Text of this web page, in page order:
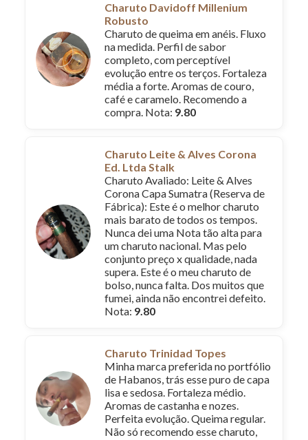
Charuto Davidoff Millenium
Robusto
Charuto de queima em anéis. Fluxo
na medida. Perfil de sabor
completo, com perceptível
evolução entre os terços. Fortaleza
média a forte. Aromas de couro,
café e caramelo. Recomendo a
compra. Nota: 9.80
Charuto Leite & Alves Corona
Ed. Ltda Stalk
Charuto Avaliado: Leite & Alves
Corona Capa Sumatra (Reserva de
Fábrica): Este é o melhor charuto
mais barato de todos os tempos.
Nunca dei uma Nota tão alta para
um charuto nacional. Mas pelo
conjunto preço x qualidade, nada
supera. Este é o meu charuto de
bolso, nunca falta. Dos muitos que
fumei, ainda não encontrei defeito.
Nota: 9.80
Charuto Trinidad Topes
Minha marca preferida no portfólio
de Habanos, trás esse puro de capa
lisa e sedosa. Fortaleza médio.
Aromas de castanha e nozes.
Perfeita evolução. Queima regular.
Não só recomendo esse charuto,